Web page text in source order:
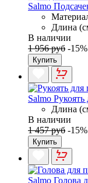
Salmo
Длина
В наличии
1 956 руб -15%
Купить
Salmo Рукоять
Длина
В наличии
1 457 руб -15%
Купить
Salmo Голова